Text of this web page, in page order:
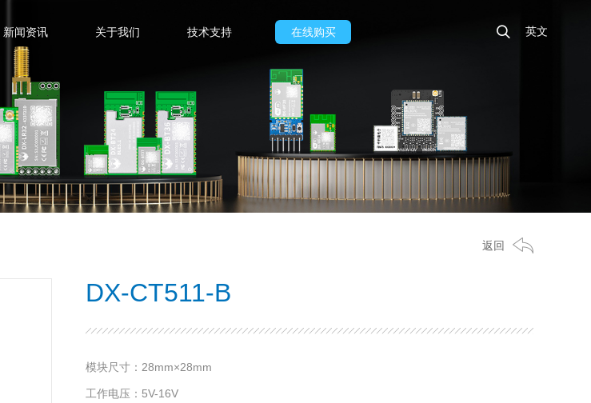
新闻资讯 关于我们 技术支持 在线购买 英文
返回
DX-CT511-B
模块尺寸：28mm×28mm
工作电压：5V-16V